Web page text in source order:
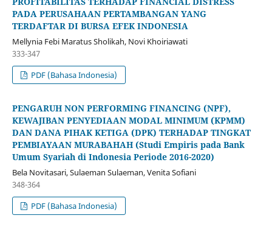
PADA PERUSAHAAN PERTAMBANGAN YANG
TERDAFTAR DI BURSA EFEK INDONESIA
Mellynia Febi Maratus Sholikah, Novi Khoiriawati
333-347
PDF (Bahasa Indonesia)
PENGARUH NON PERFORMING FINANCING (NPF),
KEWAJIBAN PENYEDIAAN MODAL MINIMUM (KPMM)
DAN DANA PIHAK KETIGA (DPK) TERHADAP TINGKAT
PEMBIAYAAN MURABAHAH (Studi Empiris pada Bank
Umum Syariah di Indonesia Periode 2016-2020)
Bela Novitasari, Sulaeman Sulaeman, Venita Sofiani
348-364
PDF (Bahasa Indonesia)